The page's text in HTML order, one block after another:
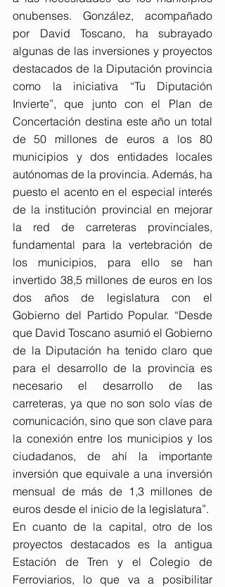
onubenses. González, acompañado
por David Toscano, ha subrayado
algunas de las inversiones y proyectos
destacados de la Diputación provincia
como la iniciativa “Tu Diputación
Invierte”, que junto con el Plan de
Concertación destina este año un total
de 50 millones de euros a los 80
municipios y dos entidades locales
autónomas de la provincia. Además, ha
puesto el acento en el especial interés
de la institución provincial en mejorar
la red de carreteras provinciales,
fundamental para la vertebración de
los municipios, para ello se han
invertido 38,5 millones de euros en los
dos años de legislatura con el
Gobierno del Partido Popular. “Desde
que David Toscano asumió el Gobierno
de la Diputación ha tenido claro que
para el desarrollo de la provincia es
necesario el desarrollo de las
carreteras, ya que no son solo vías de
comunicación, sino que son clave para
la conexión entre los municipios y los
ciudadanos, de ahí la importante
inversión que equivale a una inversión
mensual de más de 1,3 millones de
euros desde el inicio de la legislatura”.
En cuanto de la capital, otro de los
proyectos destacados es la antigua
Estación de Tren y el Colegio de
Ferroviarios, lo que va a posibilitar